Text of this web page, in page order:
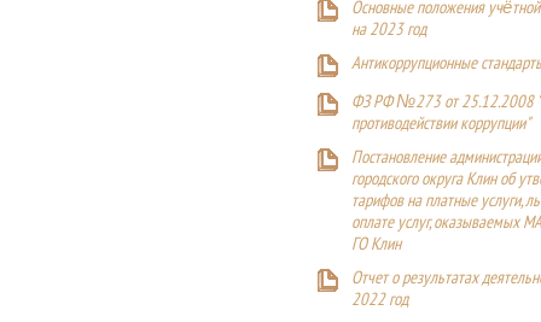
Основные положения
на 2023 год
Антикоррупционные
ФЗ РФ №273 от 25.12.2008
противодействии коррупции"
Постановление
городского округа Клин об
тарифов на платные услуги,
оплате услуг, оказываемых
ГО Клин
Отчет о результатах
2022 год